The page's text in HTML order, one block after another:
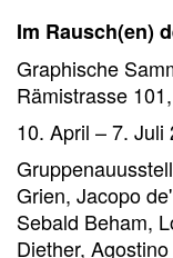
Im Rausch(en)
Graphische
Rämistrasse
10. April – 7. Juli
Grien, Jacopo
Sebald Beham,
Diether,